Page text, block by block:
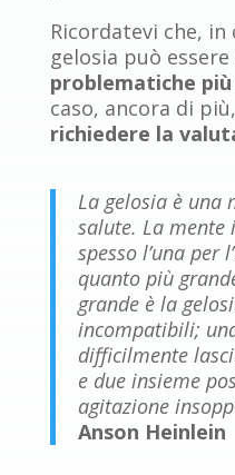
Ricordatevi che,
gelosia può
problematiche
caso, ancora di
richiedere la
La gelosia è una
salute. La
spesso l’una per
quanto più
grande è la
incompatibili;
difficilmente
e due insieme
agitazione
Anson Heinlein